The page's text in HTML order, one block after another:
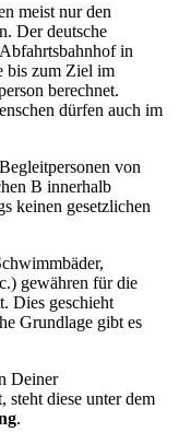
meist nur den
Der deutsche
in
bis zum Ziel im
berechnet.
dürfen auch im
von
B innerhalb
keinen gesetzlichen
gewähren für die
Dies geschieht
Grundlage gibt es
Deiner
steht diese unter dem
.